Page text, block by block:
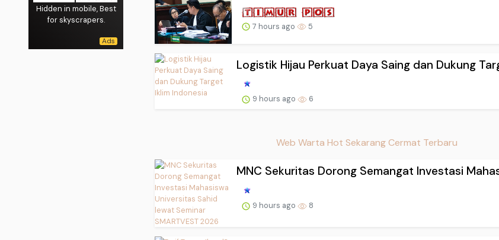
Hidden in mobile, Best
for skyscrapers.
7 hours ago 5
Logistik Hijau Perkuat Daya Saing dan Dukung
9 hours ago 6
Web Warta Hot Sekarang Cermat Terbaru
MNC Sekuritas Dorong Semangat Investasi
9 hours ago 8